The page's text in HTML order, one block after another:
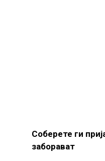
Соберете ги
заборават